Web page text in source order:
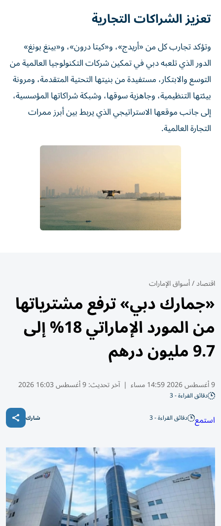
تعزيز الشراكات التجارية
وتؤكد تجارب كل من «أريدج»، و«كيتا درون»، و«بينغ بونغ»
الدور الذي تلعبه دبي في تمكين شركات التكنولوجيا العالمية من
التوسع والابتكار، مستفيدة من بنيتها التحتية المتقدمة، ومرونة
بيئتها التنظيمية، وجاهزية سوقها، وشبكة شراكاتها المؤسسية،
إلى جانب موقعها الاستراتيجي الذي يربط بين أبرز ممرات
التجارة العالمية.
اقتصاد/أسواق الإمارات
«جمارك دبي» ترفع مشترياتها
من المورد الإماراتي 18% إلى
9.7 مليون درهم
9 أغسطس 2026 14:59 مساء | آخر تحديث:9 أغسطس 16:03 2026
دقائق القراءة - 3
استمع دقائق القراءة - 3 شارك